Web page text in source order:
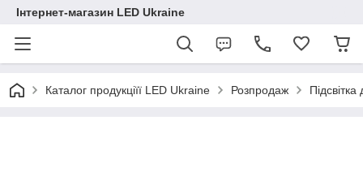
Інтернет-магазин LED Ukraine
Каталог продукціїї LED Ukraine Розпродаж